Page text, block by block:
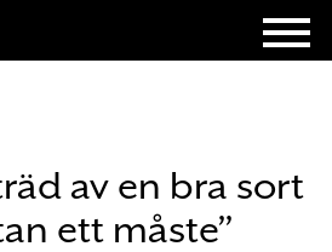
av en bra sort
ett måste”